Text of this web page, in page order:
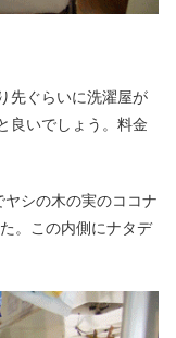
先ぐらいに洗濯屋が
良いでしょう。料金
シの木の実のココナ
。この内側にナタデ